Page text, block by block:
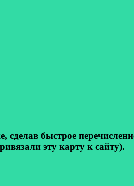
быстрое
эту карту к сайту).